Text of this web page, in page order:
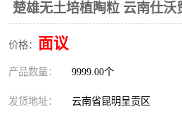
楚雄无土培植陶粒 云南仕沃
价格： 面议
产品数量： 9999.00个
发货地址： 云南省昆明呈贡区